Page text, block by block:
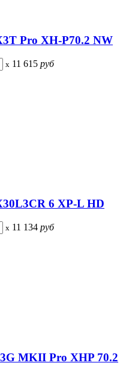
Pro XH-P70.2 NW
x 11 615 руб
6 XP-L HD
x 11 134 руб
MKII Pro XHP 70.2